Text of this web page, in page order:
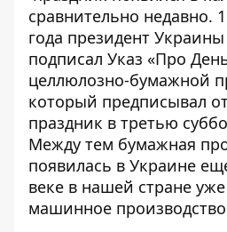
сравнительно недавно.
года президент
подписал Указ «Про
целлюлозно-бумажной
который предписывал
праздник в третью
Между тем бумажная
появилась в Украине
веке в нашей стране
машинное